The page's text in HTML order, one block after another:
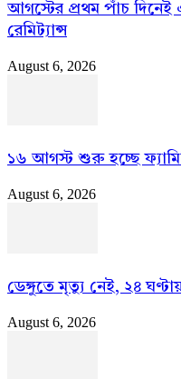
আগস্টের প্রথম পাঁচ
রেমিট্যান্স
August 6, 2026
১৬ আগস্ট শুরু হচ্ছে
August 6, 2026
ডেঙ্গুতে মৃত্যু নেই, ২৪
August 6, 2026